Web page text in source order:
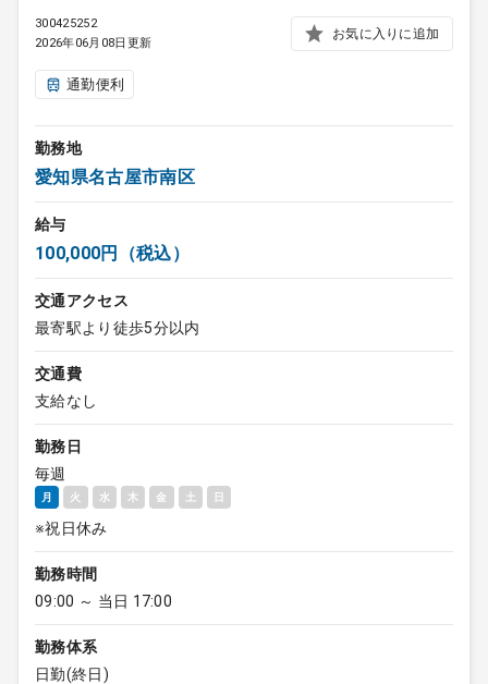
300425252
2026年06月08日更新
お気に入りに追加
通勤便利
勤務地
愛知県名古屋市南区
給与
100,000円（税込）
交通アクセス
最寄駅より徒歩5分以内
交通費
支給なし
勤務日
毎週
月 火 水 木 金 土 日
※祝日休み
勤務時間
09:00 ～ 当日 17:00
勤務体系
日勤(終日)